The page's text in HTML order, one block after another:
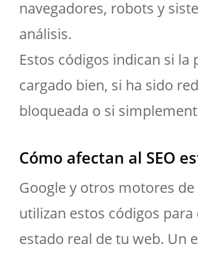
navegadores, robots y
análisis.
Estos códigos indican si la
cargado bien, si ha sido
bloqueada o si
Cómo afectan al SEO
Google y otros motores
utilizan estos códigos para
estado real de tu web. Un